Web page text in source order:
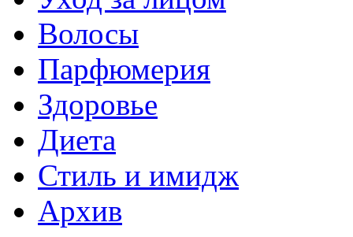
Волосы
Парфюмерия
Здоровье
Диета
Стиль и имидж
Архив